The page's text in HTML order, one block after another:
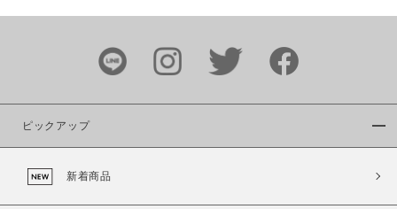
ブランド
カラー
ピックアップ
新着商品